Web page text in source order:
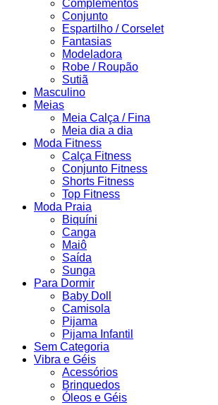
Complementos
Conjunto
Espartilho / Corselet
Fantasias
Modeladora
Robe / Roupão
Sutiã
Masculino
Meias
Meia Calça / Fina
Meia dia a dia
Moda Fitness
Calça Fitness
Conjunto Fitness
Shorts Fitness
Top Fitness
Moda Praia
Biquíni
Canga
Maiô
Saída
Sunga
Para Dormir
Baby Doll
Camisola
Pijama
Pijama Infantil
Sem Categoria
Vibra e Géis
Acessórios
Brinquedos
Óleos e Géis